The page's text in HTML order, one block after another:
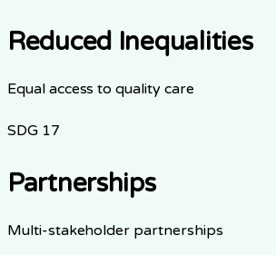
Reduced Inequalities
Equal access to quality care
SDG 17
Partnerships
Multi-stakeholder partnerships